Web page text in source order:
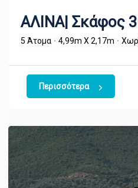
ΑΛΙΝΑ| Σκάφος
5 Άτομα 4,99m X 2,17m
Περισσότερα